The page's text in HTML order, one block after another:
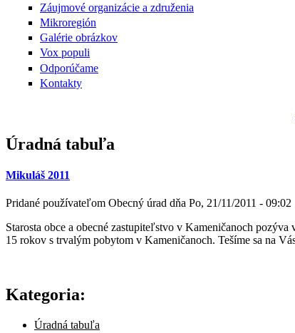
Záujmové organizácie a združenia
Mikroregión
Galérie obrázkov
Vox populi
Odporúčame
Kontakty
Úradná tabuľa
Mikuláš 2011
Pridané používateľom Obecný úrad dňa Po, 21/11/2011 - 09:02
Starosta obce a obecné zastupiteľstvo v Kameničanoch
15 rokov s trvalým pobytom v Kameničanoch. Tešíme sa na
Kategoria:
Úradná tabuľa